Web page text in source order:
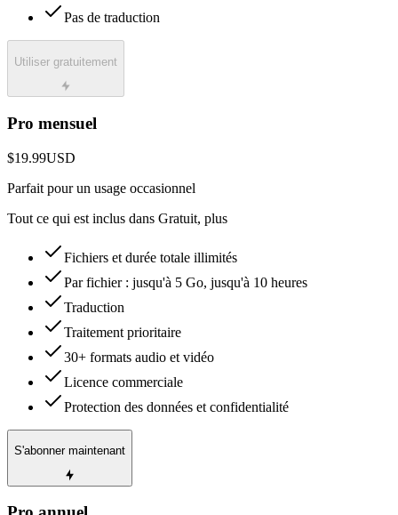
Pas de traduction
Utiliser gratuitement
Pro mensuel
$19.99USD
Parfait pour un usage occasionnel
Tout ce qui est inclus dans Gratuit, plus
Fichiers et durée totale illimités
Par fichier : jusqu'à 5 Go, jusqu'à 10 heures
Traduction
Traitement prioritaire
30+ formats audio et vidéo
Licence commerciale
Protection des données et confidentialité
S'abonner maintenant